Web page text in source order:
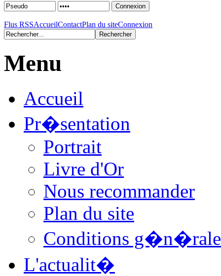
Flus RSSAccueilContactPlan du siteConnexion
Menu
Accueil
Pr�sentation
Portrait
Livre d'Or
Nous recommander
Plan du site
Conditions
L'actualit�